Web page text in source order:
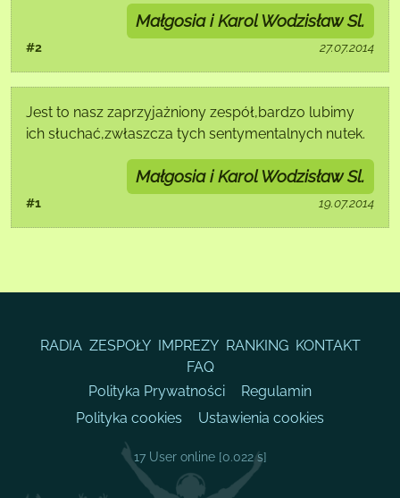
#2
Małgosia i Karol Wodzisław Sl.
27.07.2014
Jest to nasz zaprzyjażniony zespół,bardzo lubimy
ich słuchać,zwłaszcza tych sentymentalnych nutek.
#1
Małgosia i Karol Wodzisław Sl.
19.07.2014
RADIA ZESPOŁY IMPREZY RANKING KONTAKT
FAQ
Polityka Prywatności
Regulamin
Polityka cookies
Ustawienia cookies
17 User online [0.022 s]